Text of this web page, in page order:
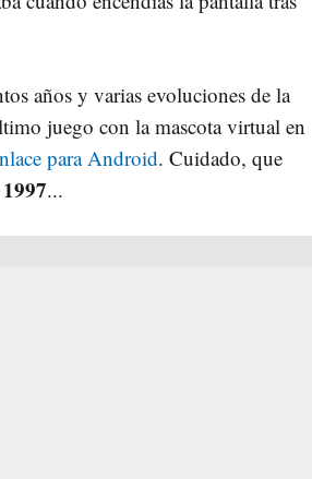
años y varias evoluciones de la
juego con la mascota virtual en
para Android. Cuidado, que
...